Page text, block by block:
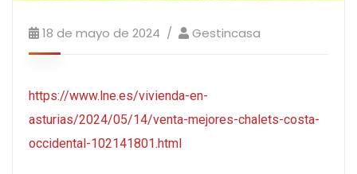
18 de mayo de 2024 Gestincasa
https://www.lne.es/vivienda-en-
asturias/2024/05/14/venta-mejores-chalets-costa-
occidental-102141801.html